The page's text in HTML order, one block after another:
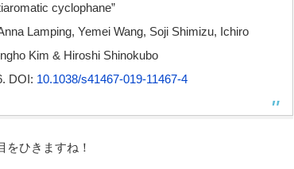
cyclophane”
Lamping, Yemei Wang, Soji Shimizu, Ichiro
Kim & Hiroshi Shinokubo
DOI: 10.1038/s41467-019-11467-4
ひきますね！